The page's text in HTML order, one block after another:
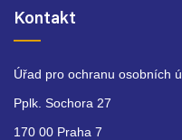
Kontakt
Úřad pro ochranu osobních
Pplk. Sochora 27
170 00 Praha 7